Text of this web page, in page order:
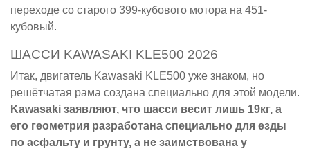
переходе со старого 399-кубового мотора на 451-
кубовый.
ШАССИ KAWASAKI KLE500 2026
Итак, двигатель Kawasaki KLE500 уже знаком, но
решётчатая рама создана специально для этой модели.
Kawasaki заявляют, что шасси весит лишь 19кг, а
его геометрия разработана специально для езды
по асфальту и грунту, а не заимствована у